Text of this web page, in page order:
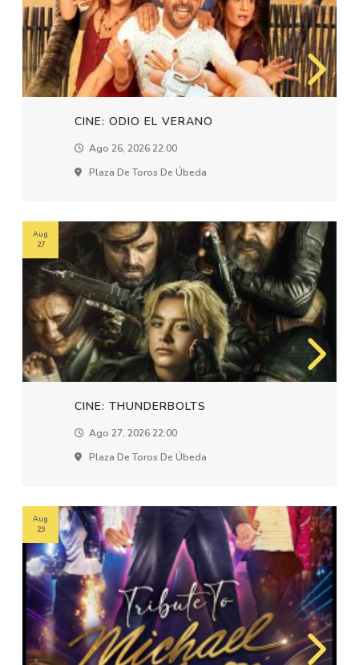
CINE: ODIO EL VERANO
Ago 26, 2026 22:00
Plaza De Toros De Úbeda
CINE: THUNDERBOLTS
Ago 27, 2026 22:00
Plaza De Toros De Úbeda
Aug
27
Aug
29